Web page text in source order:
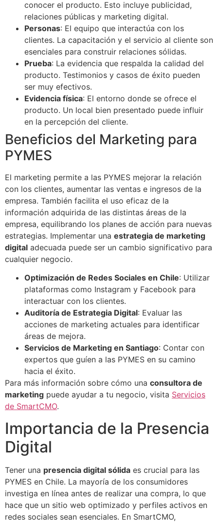
conocer el producto. Esto incluye publicidad,
relaciones públicas y marketing digital.
Personas: El equipo que interactúa con los
clientes. La capacitación y el servicio al cliente son
esenciales para construir relaciones sólidas.
Prueba: La evidencia que respalda la calidad del
producto. Testimonios y casos de éxito pueden
ser muy efectivos.
Evidencia física: El entorno donde se ofrece el
producto. Un local bien presentado puede influir
en la percepción del cliente.
Beneficios del Marketing para
PYMES
El marketing permite a las PYMES mejorar la relación
con los clientes, aumentar las ventas e ingresos de la
empresa. También facilita el uso eficaz de la
información adquirida de las distintas áreas de la
empresa, equilibrando los planes de acción para nuevas
estrategias. Implementar una estrategia de marketing
digital adecuada puede ser un cambio significativo para
cualquier negocio.
Optimización de Redes Sociales en Chile: Utilizar
plataformas como Instagram y Facebook para
interactuar con los clientes.
Auditoría de Estrategia Digital: Evaluar las
acciones de marketing actuales para identificar
áreas de mejora.
Servicios de Marketing en Santiago: Contar con
expertos que guíen a las PYMES en su camino
hacia el éxito.
Para más información sobre cómo una consultora de
marketing puede ayudar a tu negocio, visita Servicios
de SmartCMO.
Importancia de la Presencia
Digital
Tener una presencia digital sólida es crucial para las
PYMES en Chile. La mayoría de los consumidores
investiga en línea antes de realizar una compra, lo que
hace que un sitio web optimizado y perfiles activos en
redes sociales sean esenciales. En SmartCMO,